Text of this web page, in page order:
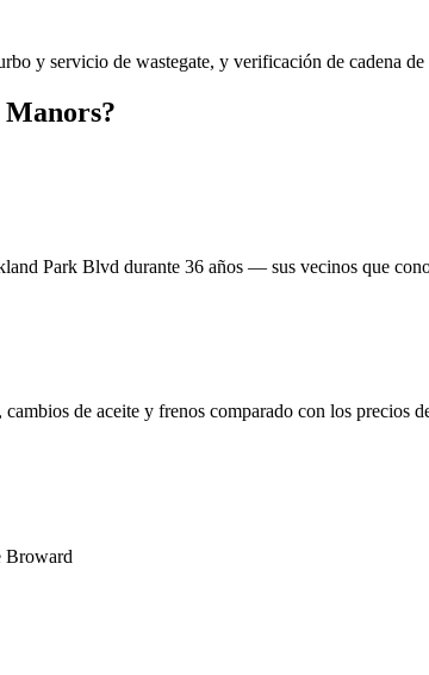
y servicio de wastegate, y verificación de cadena
Park Blvd durante 36 años — sus vecinos que
de aceite y frenos comparado con los precios
Broward